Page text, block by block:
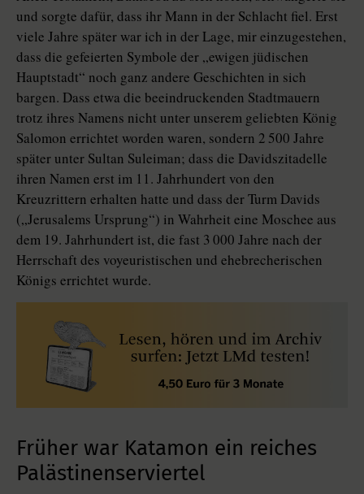
und sorgte dafür, dass ihr Mann in der Schlacht fiel. Erst
viele Jahre später war ich in der Lage, mir einzugestehen,
dass die gefeierten Symbole der „ewigen jüdischen
Hauptstadt“ noch ganz andere Geschichten in sich
bargen. Dass etwa die beeindruckenden Stadtmauern
trotz ihres Namens nicht unter unserem geliebten König
Salomon errichtet worden waren, sondern 2 500 Jahre
später unter Sultan Suleiman; dass die Davidszitadelle
ihren Namen erst im 11. Jahrhundert von den
Kreuzrittern erhalten hatte und dass der Turm Davids
(„Jerusalems Ursprung“) in Wahrheit eine Moschee aus
dem 19. Jahrhundert ist, die fast 3 000 Jahre nach der
Herrschaft des voyeuristischen und ehebrecherischen
Königs errichtet wurde.
Früher war Katamon ein reiches
Palästinenserviertel